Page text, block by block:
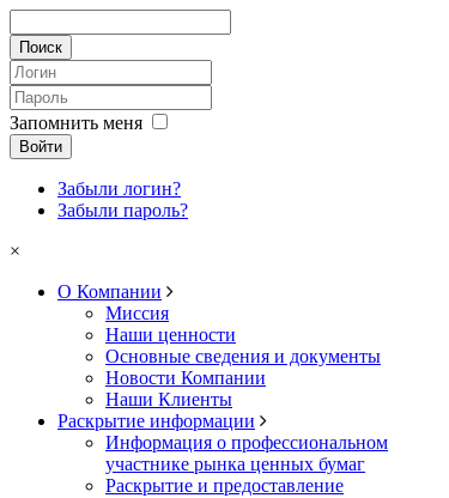
Запомнить меня
Войти
Забыли логин?
Забыли пароль?
×
О Компании
Миссия
Наши ценности
Основные сведения и документы
Новости Компании
Наши Клиенты
Раскрытие информации
Информация о профессиональном
участнике рынка ценных бумаг
Раскрытие и предоставление